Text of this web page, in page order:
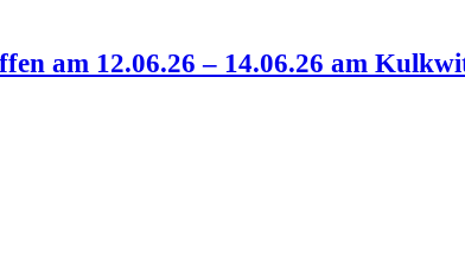
am 12.06.26 – 14.06.26 am